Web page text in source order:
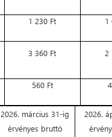
1 230 Ft 1
3 360 Ft 2
560 Ft
2026. március 31-ig
érvényes bruttó
2026.